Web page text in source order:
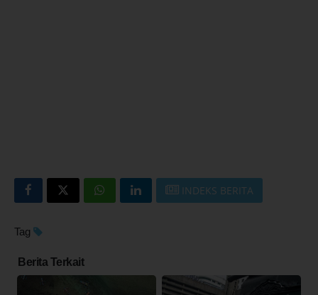
INDEKS BERITA
Tag
Berita Terkait